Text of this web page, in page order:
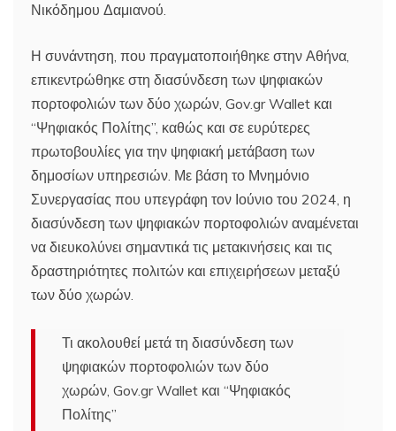
Νικόδημου Δαμιανού.
Η συνάντηση, που πραγματοποιήθηκε στην Αθήνα,
επικεντρώθηκε στη διασύνδεση των ψηφιακών
πορτοφολιών των δύο χωρών, Gov.gr Wallet και
“Ψηφιακός Πολίτης”, καθώς και σε ευρύτερες
πρωτοβουλίες για την ψηφιακή μετάβαση των
δημοσίων υπηρεσιών. Με βάση το Μνημόνιο
Συνεργασίας που υπεγράφη τον Ιούνιο του 2024, η
διασύνδεση των ψηφιακών πορτοφολιών αναμένεται
να διευκολύνει σημαντικά τις μετακινήσεις και τις
δραστηριότητες πολιτών και επιχειρήσεων μεταξύ
των δύο χωρών.
Τι ακολουθεί μετά τη διασύνδεση των
ψηφιακών πορτοφολιών των δύο
χωρών, Gov.gr Wallet και “Ψηφιακός
Πολίτης”